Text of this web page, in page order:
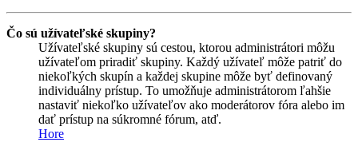
Čo sú užívateľské skupiny?
Užívateľské skupiny sú cestou, ktorou administrátori môžu
užívateľom priradiť skupiny. Každý užívateľ môže patriť do
niekoľkých skupín a každej skupine môže byť definovaný
individuálny prístup. To umožňuje administrátorom ľahšie
nastaviť niekoľko užívateľov ako moderátorov fóra alebo im
dať prístup na súkromné fórum, atď.
Hore